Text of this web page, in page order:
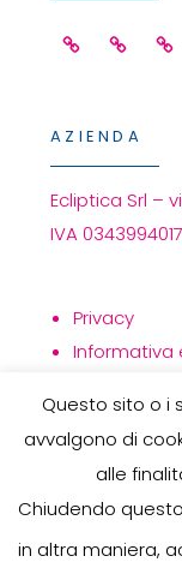
FacebookLinkedin
AZIENDA
Ecliptica Srl –
IVA
Privacy
Informativa
Questo sito o i
avvalgono di
alle
Chiudendo
in altra maniera,